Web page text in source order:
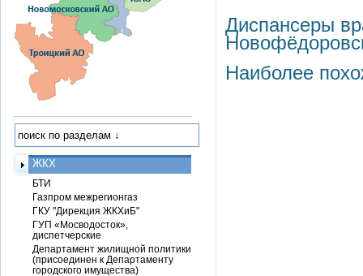
Диспансеры
Наиболее
ЖКХ
БТИ
Газпром межрегионгаз
ГКУ "Дирекция ЖКХиБ"
ГУП «Мосводосток»,
диспетчерские
Департамент жилищной политики
(присоединен к Департаменту
городского имущества)